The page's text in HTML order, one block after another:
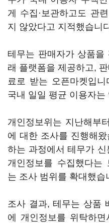
게 수집·보관하고도 관
지 않았다고 지적했습니
테무는 판매자가 상품을
래 플랫폼을 제공하고,
료로 받는 오픈마켓입
국내 일일 평균 이용자
개인정보위는 지난해부
에 대한 조사를 진행해
하는 과정에서 테무가
개인정보를 수집했다는
는 조사 범위를 확대했습
조사 결과, 테무는 상품
에 개인정보를 위탁하